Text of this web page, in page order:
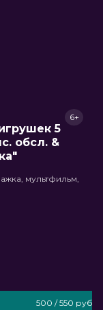
5
обсл. &
6+
мультфильм,
500 / 550 руб.